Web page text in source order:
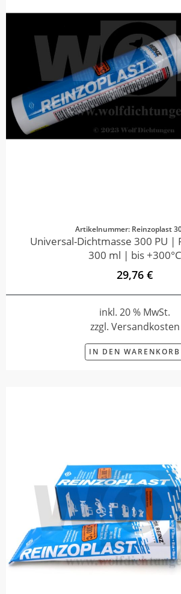
Artikelnummer: Reinzoplast
Universal-Dichtmasse 300 PU |
300 ml | bis +300°C
29,76 €
inkl. 20 % MwSt.
zzgl. Versandkosten
IN DEN WARENKORB